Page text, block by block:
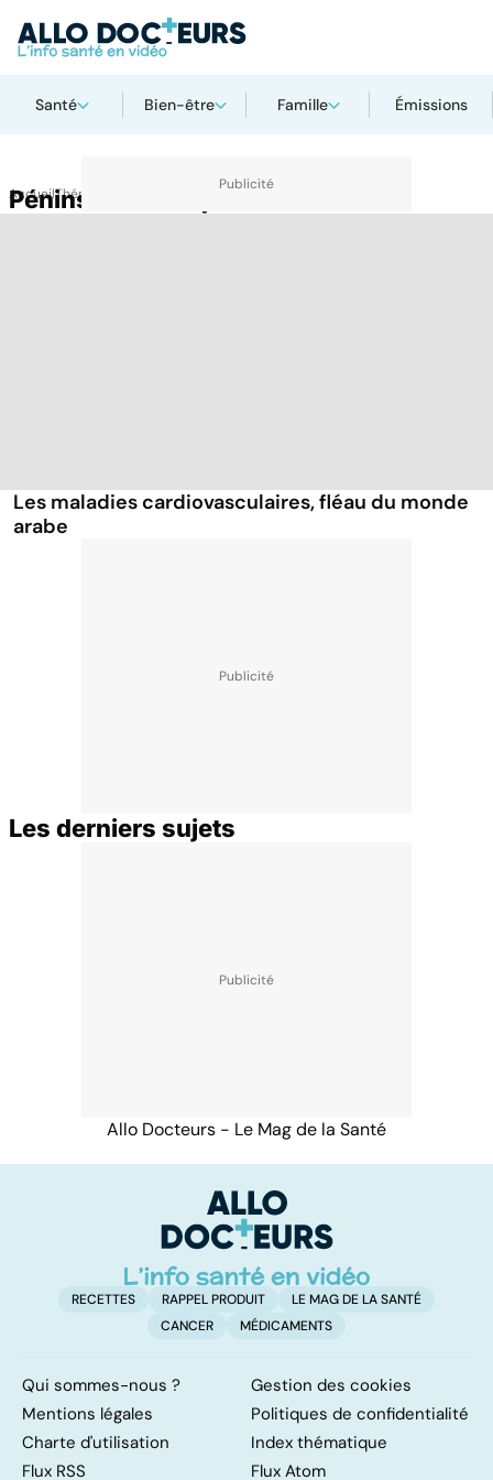
Santé Bien-être Famille Émissions
AccueilThématiques
Péninsule arabique
Les maladies cardiovasculaires, fléau du monde
arabe
Les derniers sujets
Allo Docteurs - Le Mag de la Santé
RECETTES RAPPEL PRODUIT
LE MAG DE LA SANTÉ
CANCER
MÉDICAMENTS
Qui sommes-nous ?
Gestion des cookies
Mentions légales
Politiques de confidentialité
Charte d'utilisation
Index thématique
Flux RSS
Flux Atom